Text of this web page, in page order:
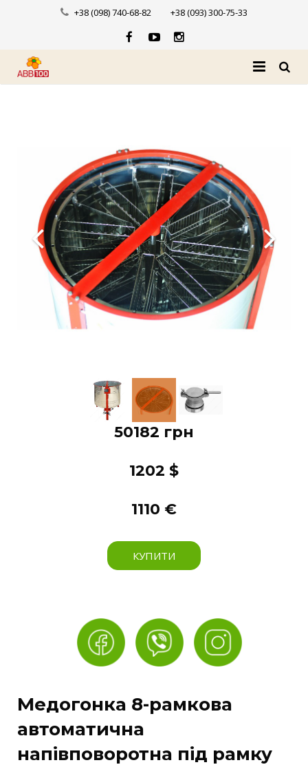
+38 (098) 740-68-82 +38 (093) 300-75-33
Доставка і оплата
Новини
Контакти
50182 грн
1202 $
1110 €
КУПИТИ
Медогонка 8-рамкова
автоматична
напівповоротна під рамку